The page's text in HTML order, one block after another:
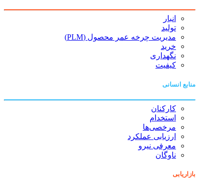
انبار
تولید
مدیریت چرخه عمر محصول (PLM)
خرید
نگهداری
کیفیت
منابع انسانی
کارکنان
استخدام
مرخصی‌ها
ارزیابی عملکرد
معرفی نیرو
ناوگان
بازاریابی